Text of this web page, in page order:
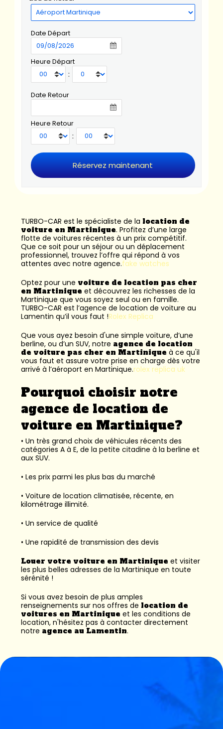
Date Départ
Heure Départ
:
Date Retour
Heure Retour
:
TURBO-CAR est le spécialiste de la location de
voiture en Martinique. Profitez d’une large
flotte de voitures récentes à un prix compétitif.
Que ce soit pour un séjour ou un déplacement
professionnel, trouvez l’offre qui répond à vos
attentes avec notre agence.fake watches
Optez pour une voiture de location pas cher
en Martinique et découvrez les richesses de la
Martinique que vous soyez seul ou en famille.
TURBO-CAR est l’agence de location de voiture au
Lamentin qu’il vous faut !Rolex Replica
Que vous ayez besoin d'une simple voiture, d’une
berline, ou d’un SUV, notre agence de location
de voiture pas cher en Martinique à ce qu'il
vous faut et assure votre prise en charge dès votre
arrivé à l’aéroport en Martinique.rolex replica uk
Pourquoi choisir notre
agence de location de
voiture en Martinique?
• Un très grand choix de véhicules récents des
catégories A à E, de la petite citadine à la berline et
aux SUV.
• Les prix parmi les plus bas du marché
• Voiture de location climatisée, récente, en
kilométrage illimité.
• Un service de qualité
• Une rapidité de transmission des devis
Louer votre voiture en Martinique et visiter
les plus belles adresses de la Martinique en toute
sérénité !
Si vous avez besoin de plus amples
renseignements sur nos offres de location de
voitures en Martinique et les conditions de
location, n'hésitez pas à contacter directement
notre agence au Lamentin.